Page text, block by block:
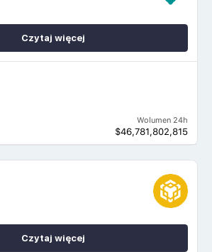
Wolumen 24h
$46,781,802,815
Czytaj więcej
Czytaj więcej